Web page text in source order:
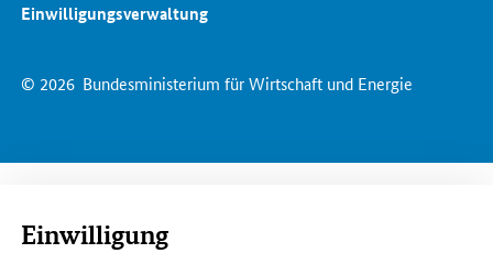
© 2026 Bundesministerium für Wirtschaft und Energie
Einwilligungsverwaltung
Einwilligung